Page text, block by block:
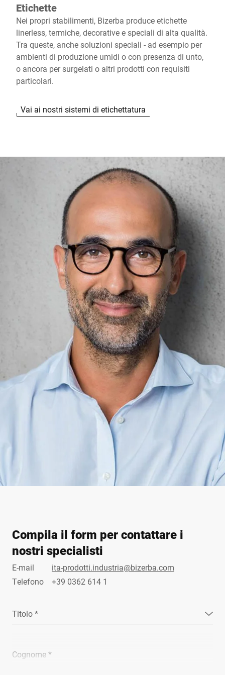
Etichette
Nei propri stabilimenti, Bizerba produce etichette
linerless, termiche, decorative e speciali di alta qualità.
Tra queste, anche soluzioni speciali - ad esempio per
ambienti di produzione umidi o con presenza di unto,
o ancora per surgelati o altri prodotti con requisiti
particolari.
Vai ai nostri sistemi di etichettatura
Compila il form per contattare i
nostri specialisti
E-mail
ita-prodotti.industria@bizerba.com
Telefono
+39 0362 614 1
Titolo *
Cognome *